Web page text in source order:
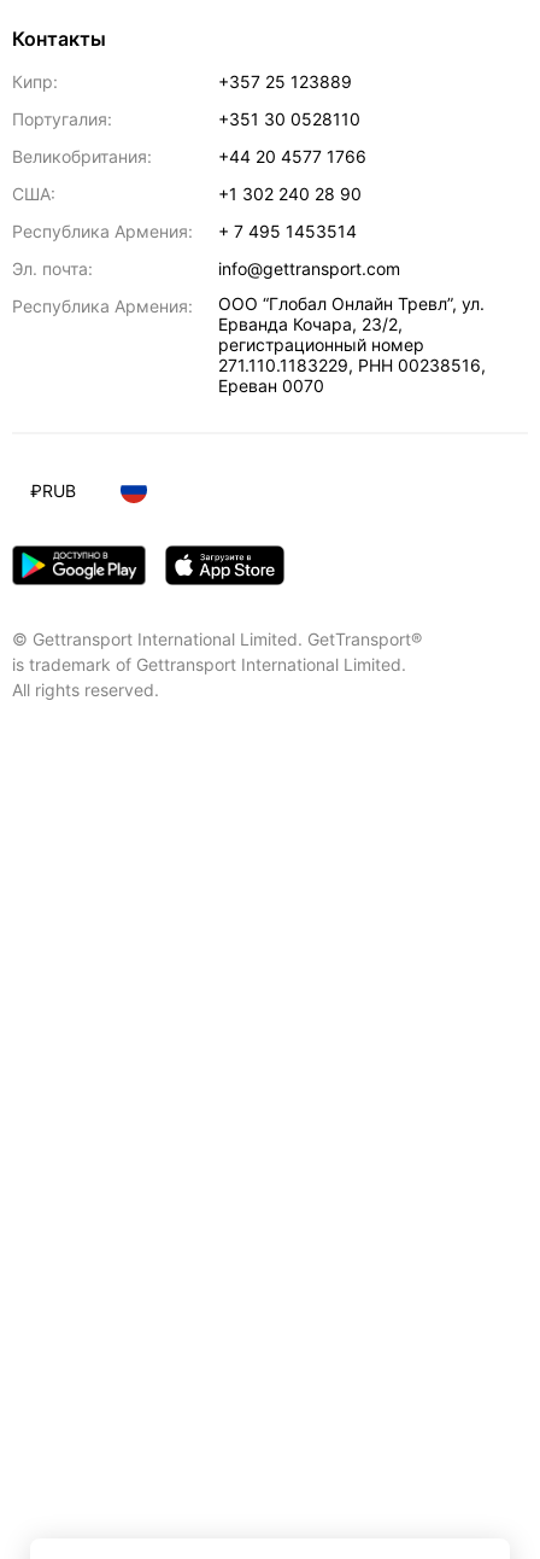
Контакты
Кипр:
+357 25 123889
Португалия:
+351 30 0528110
Великобритания:
+44 20 4577 1766
США:
+1 302 240 28 90
Республика Армения:
+ 7 495 1453514
Эл. почта:
info@gettransport.com
Республика Армения:
ООО “Глобал Онлайн Тревл”, ул.
Ерванда Кочара, 23/2,
регистрационный номер
271.110.1183229, РНН 00238516,
Ереван 0070
© Gettransport International Limited. GetTransport®
is trademark of Gettransport International Limited.
All rights reserved.
₽RUB